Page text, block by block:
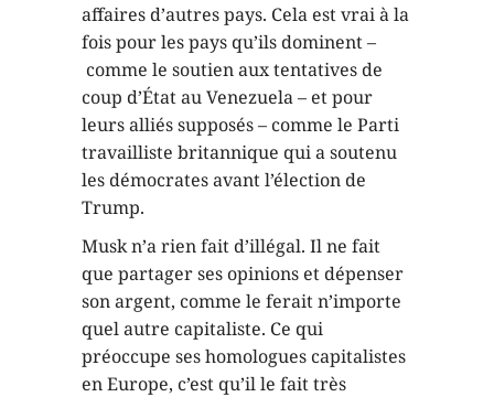
affaires d’autres pays. Cela est vrai à la
fois pour les pays qu’ils dominent –
comme le soutien aux tentatives de
coup d’État au Venezuela – et pour
leurs alliés supposés – comme le Parti
travailliste britannique qui a soutenu
les démocrates avant l’élection de
Trump.
Musk n’a rien fait d’illégal. Il ne fait
que partager ses opinions et dépenser
son argent, comme le ferait n’importe
quel autre capitaliste. Ce qui
préoccupe ses homologues capitalistes
en Europe, c’est qu’il le fait très